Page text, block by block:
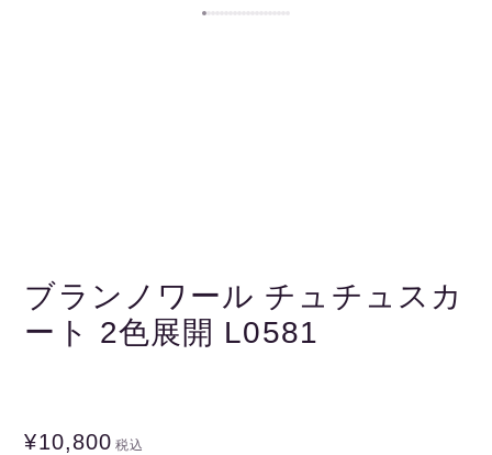
ブランノワール チュチュスカ
ート 2色展開 L0581
¥10,800 税込